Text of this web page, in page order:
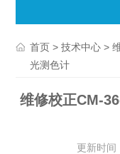
首页 >技术中心 >
光测色计
维修校正CM-
更新时间